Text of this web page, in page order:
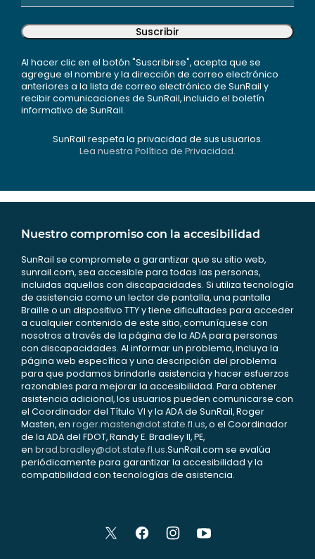
Suscribir
Al hacer clic en el botón "Suscribirse", acepta que se
agregue el nombre y la dirección de correo electrónico
anteriores a la lista de correo electrónico de SunRail y
recibir comunicaciones de SunRail, incluido el boletín
informativo de SunRail.
SunRail respeta la privacidad de sus usuarios.
Lea nuestra Política de Privacidad.
Nuestro compromiso con la accesibilidad
SunRail se compromete a garantizar que su sitio web,
sunrail.com, sea accesible para todas las personas,
incluidas aquellas con discapacidades. Si utiliza tecnología
de asistencia como un lector de pantalla, una pantalla
Braille o un dispositivo TTY y tiene dificultades para acceder
a cualquier contenido de este sitio, comuníquese con
nosotros a través de la página de la ADA para personas
con discapacidades. Al informar un problema, incluya la
página web específica y una descripción del problema
para que podamos brindarle asistencia y hacer esfuerzos
razonables para mejorar la accesibilidad. Para obtener
asistencia adicional, los usuarios pueden comunicarse con
el Coordinador del Título VI y la ADA de SunRail, Roger
Masten, en roger.masten@dot.state.fl.us, o el Coordinador
de la ADA del FDOT, Randy E. Bradley II, PE,
en brad.bradley@dot.state.fl.us.SunRail.com se evalúa
periódicamente para garantizar la accesibilidad y la
compatibilidad con tecnologías de asistencia.